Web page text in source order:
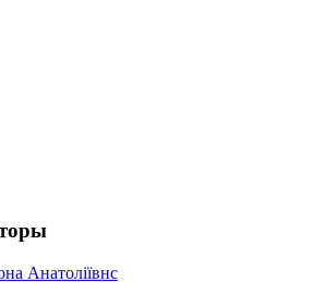
Анатоліївнс